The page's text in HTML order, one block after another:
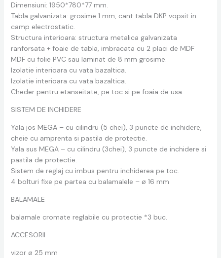
Dimensiuni: 1950*780*77 mm.
Tabla galvanizata: grosime 1 mm, cant tabla DKP vopsit in
camp electrostatic.
Structura interioara: structura metalica galvanizata
ranforsata + foaie de tabla, imbracata cu 2 placi de MDF
MDF cu folie PVC sau laminat de 8 mm grosime.
Izolatie interioara cu vata bazaltica.
Izolatie interioara cu vata bazaltica.
Cheder pentru etanseitate, pe toc si pe foaia de usa.
SISTEM DE INCHIDERE
Yala jos MEGA – cu cilindru (5 chei), 3 puncte de inchidere,
cheie cu amprenta si pastila de protectie.
Yala sus MEGA – cu cilindru (3chei), 3 puncte de inchidere si
pastila de protectie.
Sistem de reglaj cu imbus pentru inchiderea pe toc.
4 bolturi fixe pe partea cu balamalele – ø 16 mm
BALAMALE
balamale cromate reglabile cu protectie *3 buc.
ACCESORII
vizor ø 25 mm